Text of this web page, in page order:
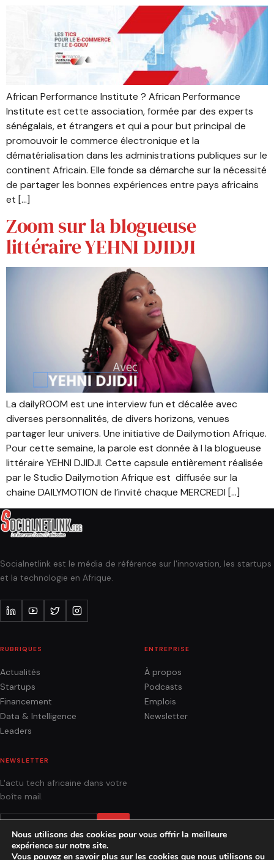
African Performance Institute ? African Performance
Institute est cette association, formée par des experts
sénégalais, et étrangers et qui a pour but principal de
promouvoir le commerce électronique et la
dématérialisation dans les administrations publiques sur le
continent Africain. Elle fonde sa démarche sur la nécessité
de partager les bonnes expériences entre pays africains
et […]
Zoom sur la blogueuse
littéraire YEHNI DJIDJI
La dailyROOM est une interview fun et décalée avec
diverses personnalités, de divers horizons, venues
partager leur univers. Une initiative de Dailymotion Afrique.
Pour cette semaine, la parole est donnée à l la blogueuse
littéraire YEHNI DJIDJI. Cette capsule entièrement réalisée
par le Studio Dailymotion Afrique est diffusée sur la
chaine DAILYMOTION de l’invité chaque MERCREDI […]
Socialnetlink est le média de référence sur l'innovation, les startups
et la technologie en Afrique.
RUBRIQUES
Actualités
Startups
Financement
Data & Intelligence
Leaders
ENTREPRISE
À propos
Podcasts
Emplois
Newsletter
NEWSLETTER
L'actu tech africaine dans votre
boîte mail.
Nous utilisons des cookies pour vous offrir la meilleure
expérience sur notre site.
Vous pouvez en savoir plus sur les cookies que nous utilisons ou